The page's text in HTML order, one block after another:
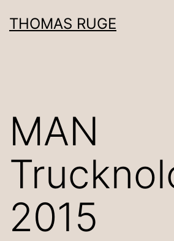
Inhalt
THOMAS RUGE
MAN
2015